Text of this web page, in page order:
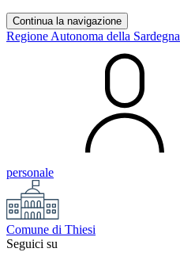
Continua la navigazione
Regione Autonoma della Sardegna
personale
Comune di Thiesi
Seguici su